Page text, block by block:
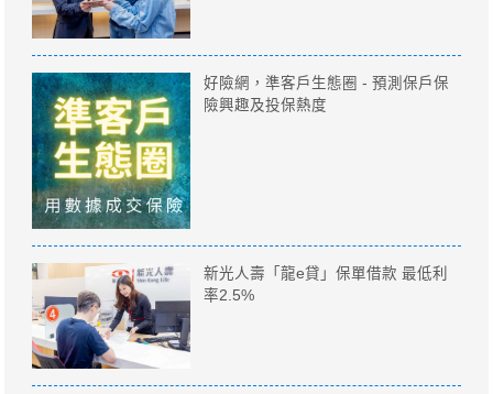
好險網，準客戶生態圈 - 預測保戶保
險興趣及投保熱度
新光人壽「龍e貸」保單借款 最低利
率2.5%